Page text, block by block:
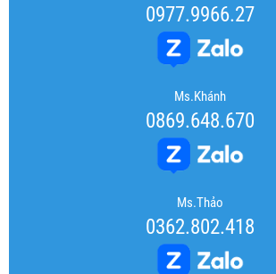
0977.9966.27
Ms.Khánh
0869.648.670
Ms.Thảo
0362.802.418